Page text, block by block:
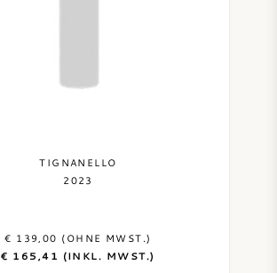
TIGNANELLO
2023
€ 139,00 (OHNE MWST.)
€ 165,41 (INKL. MWST.)